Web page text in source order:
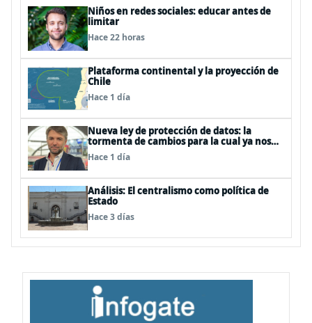
Niños en redes sociales: educar antes de
limitar
Hace 22 horas
Plataforma continental y la proyección de
Chile
Hace 1 día
Nueva ley de protección de datos: la
tormenta de cambios para la cual ya nos
deberíamos estar preparando
Hace 1 día
Análisis: El centralismo como política de
Estado
Hace 3 días